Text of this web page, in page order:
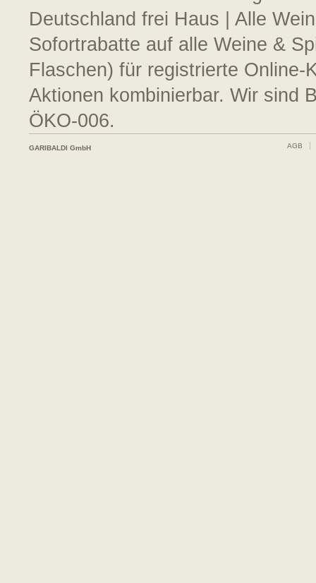
Deutschland frei Haus | Alle
Sofortrabatte auf alle Weine &
Flaschen) für registrierte
Aktionen kombinierbar. Wir sind
ÖKO-006.
GARIBALDI GmbH AGB